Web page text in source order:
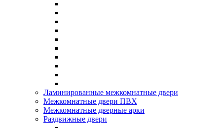
Ламинированные межкомнатные двери
Межкомнатные двери ПВХ
Межкомнатные дверные арки
Раздвижные двери